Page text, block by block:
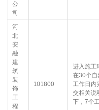
公
司
河
北
安
融
建
筑
装
饰
工
程
101800
进入施工
在30个自
工作日内
交相关说
下，7个